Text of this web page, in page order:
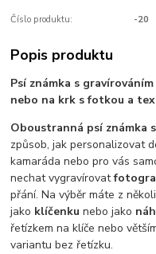
Číslo produktu: -20
Popis produktu
Psí známka s
nebo na krk s fotkou a
Oboustranná psí známka
způsob, jak personalizovat
kamaráda nebo pro vás
nechat vygravírovat
přání. Na výběr máte z
jako klíčenku nebo jako
řetízkem na klíče nebo
variantu bez řetízku.